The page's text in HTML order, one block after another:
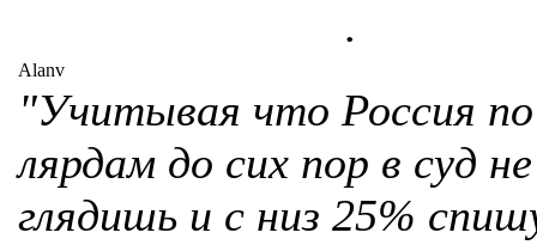
.
Alanv
"Учитывая что Россия
лярдам до сих пор в суд
глядишь и с низ 25%